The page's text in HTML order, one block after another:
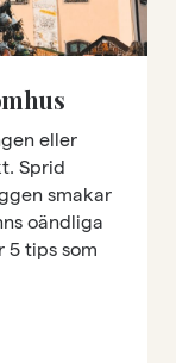
eller
Sprid
smakar
oändliga
5 tips som